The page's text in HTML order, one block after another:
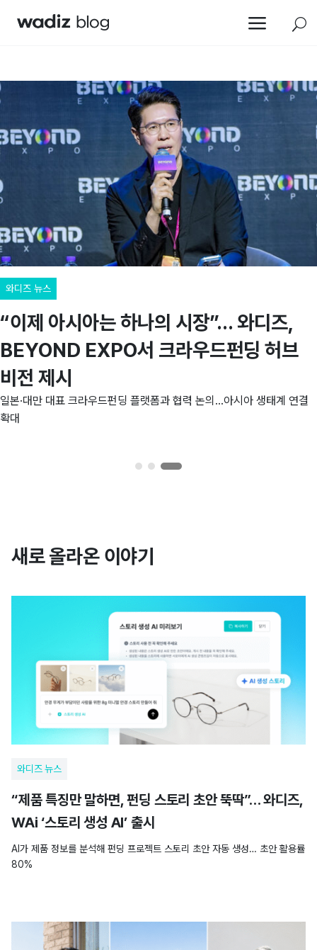
a U
와디즈 뉴스
“이제 아시아는 하나의 시장”… 와디즈,
BEYOND EXPO서 크라우드펀딩 허브
비전 제시
일본·대만 대표 크라우드펀딩 플랫폼과 협력 논의…아시아 생태계 연결
확대
새로 올라온 이야기
와디즈 뉴스
“제품 특징만 말하면, 펀딩 스토리 초안 뚝딱”… 와디즈,
WAi ‘스토리 생성 AI’ 출시
AI가 제품 정보를 분석해 펀딩 프로젝트 스토리 초안 자동 생성… 초안 활용률
80%